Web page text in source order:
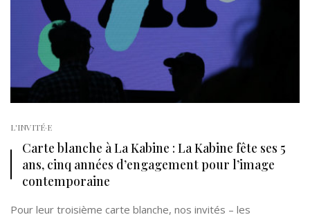
L'INVITÉ·E
Carte blanche à La Kabine : La Kabine fête ses 5
ans, cinq années d’engagement pour l’image
contemporaine
Pour leur troisième carte blanche, nos invités – les